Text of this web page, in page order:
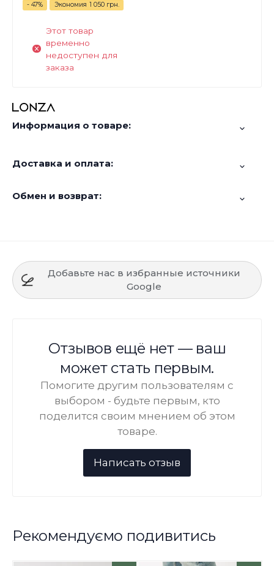
- 47% Экономия 1 050 грн.
Этот товар
временно
недоступен для
заказа
Информация о товаре:
Доставка и оплата:
Обмен и возврат:
Добавьте нас в избранные источники
Google
Отзывов ещё нет — ваш
может стать первым.
Помогите другим пользователям с
выбором - будьте первым, кто
поделится своим мнением об этом
товаре.
Рекомендуємо подивитись